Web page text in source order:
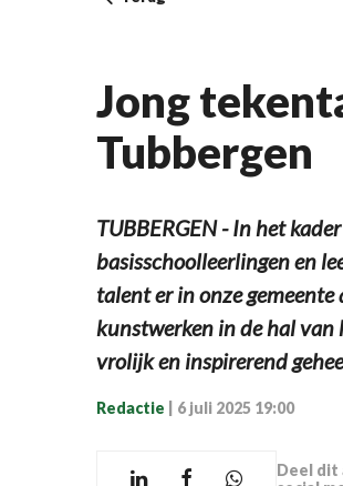
Jong
Tubbergen
TUBBERGEN - In het
basisschoolleerlingen en
talent er in onze
kunstwerken in de hal van
vrolijk en inspirerend
Redactie 6 juli 2025 19:00
Deel dit